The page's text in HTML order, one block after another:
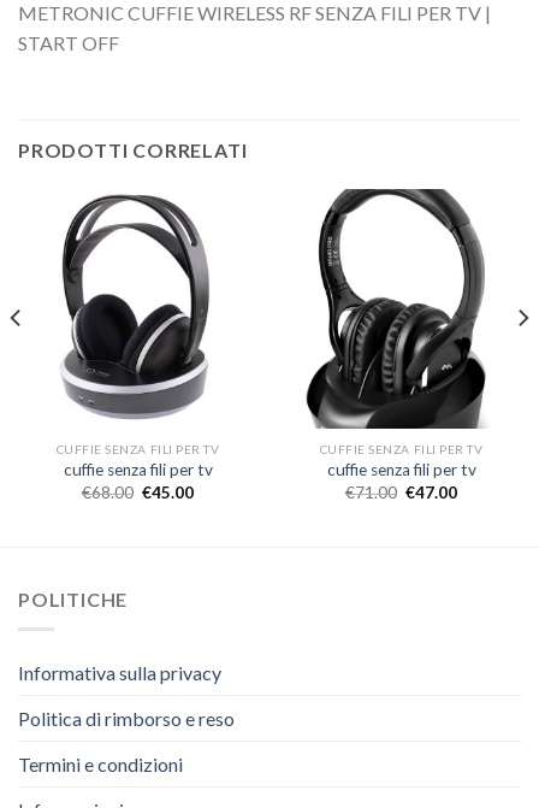
METRONIC CUFFIE WIRELESS RF SENZA FILI PER TV |
START OFF
PRODOTTI CORRELATI
CUFFIE SENZA FILI PER TV
cuffie senza fili per tv
€68.00 €45.00
CUFFIE SENZA FILI PER TV
cuffie senza fili per tv
€71.00 €47.00
POLITICHE
Informativa sulla privacy
Politica di rimborso e reso
Termini e condizioni